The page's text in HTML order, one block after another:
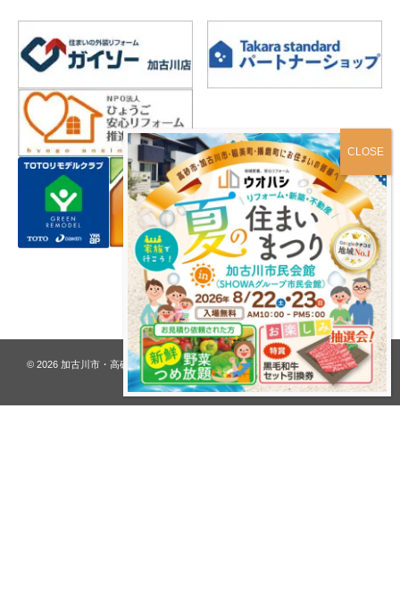
プライバシーポリシー
© 2026 加古川市・高砂市 夢リフォーム ウオハシ – 創業128年の老舗. All rights
reserved.